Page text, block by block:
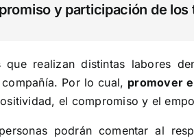
y participación de los
que realizan distintas labores
Por lo cual, promover
el compromiso y el
podrán comentar al